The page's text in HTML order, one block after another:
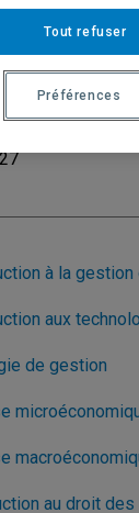
2026
à la
aux
de gestion
au droit
Tout refuser
Préférences